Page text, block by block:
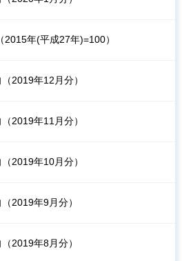
年(平成27年)=100）
2019年12月分）
2019年11月分）
2019年10月分）
2019年9月分）
2019年8月分）